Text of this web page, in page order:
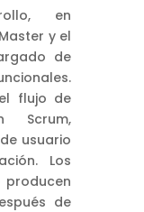
en
y el
de
flujo de
Scrum,
usuario
Los
producen
de